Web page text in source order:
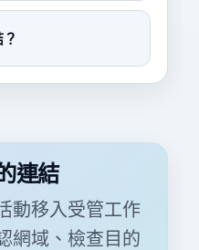
連結
動移入受管工作
網域、檢查目的